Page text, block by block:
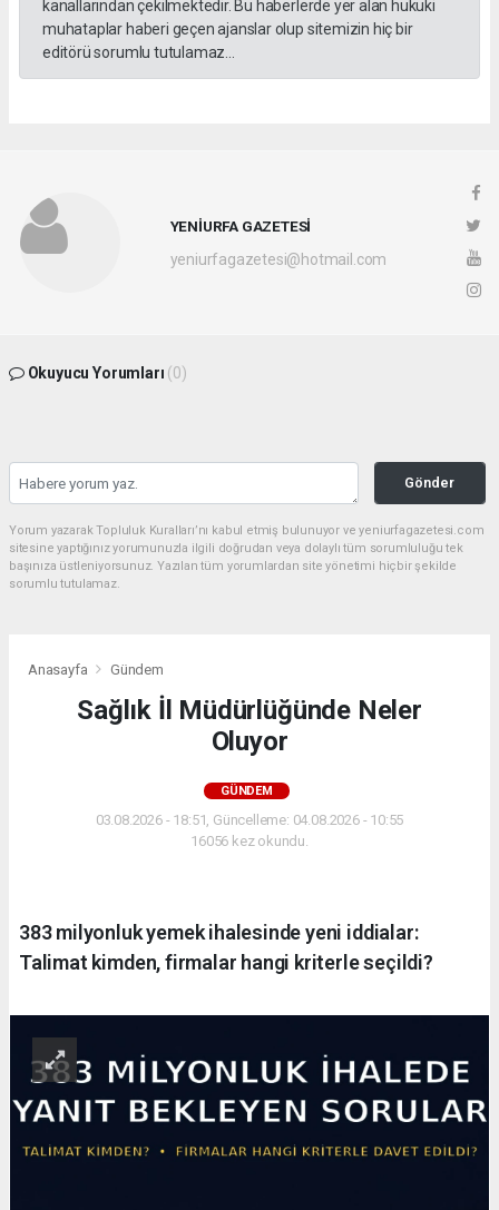
kanallarından çekilmektedir. Bu haberlerde yer alan hukuki
muhataplar haberi geçen ajanslar olup sitemizin hiç bir
editörü sorumlu tutulamaz...
YENİURFA GAZETESİ
yeniurfagazetesi@hotmail.com
Okuyucu Yorumları (0)
Gönder
Yorum yazarak Topluluk Kuralları’nı kabul etmiş bulunuyor ve yeniurfagazetesi.com
sitesine yaptığınız yorumunuzla ilgili doğrudan veya dolaylı tüm sorumluluğu tek
başınıza üstleniyorsunuz. Yazılan tüm yorumlardan site yönetimi hiçbir şekilde
sorumlu tutulamaz.
Anasayfa Gündem
Sağlık İl Müdürlüğünde Neler
Oluyor
GÜNDEM
03.08.2026 - 18:51, Güncelleme: 04.08.2026 - 10:55
16056 kez okundu.
383 milyonluk yemek ihalesinde yeni iddialar:
Talimat kimden, firmalar hangi kriterle seçildi?